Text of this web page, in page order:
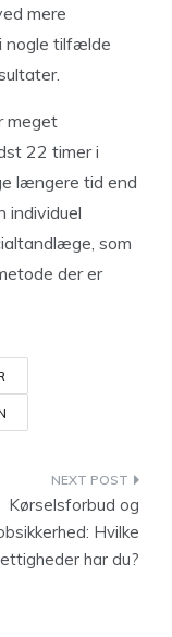
mere
nogle tilfælde
meget
22 timer i
længere tid end
individuel
som
der er
Kørselsforbud og
Hvilke
har du?